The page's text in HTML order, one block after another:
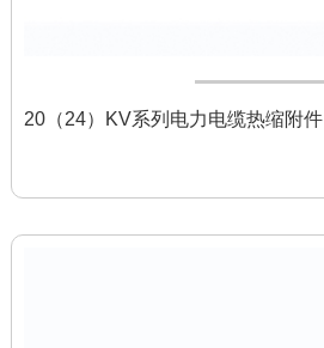
20（24）KV系列电力电缆热缩附件